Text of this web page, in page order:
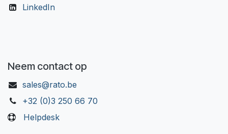
LinkedIn
Neem contact op
sales@rato.be
+32 (0)3 250 66 70
Helpdesk